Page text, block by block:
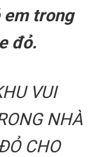
em trong
đỏ.
VUI
NHÀ
CHO